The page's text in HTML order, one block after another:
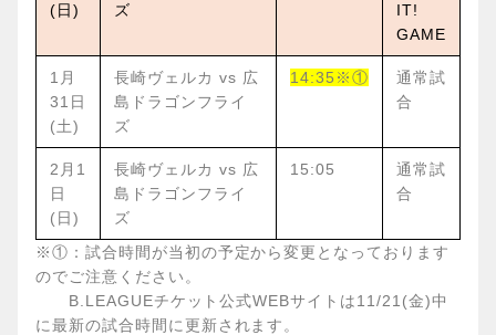
(日)
ズ
IT!
GAME
1 月
31日
(土)
長崎ヴェルカ vs 広
島ドラゴンフライ
ズ
14:35 ※①
通常試
合
2 月1
日
(日)
長崎ヴェルカ vs 広
島ドラゴンフライ
ズ
15:05
通常試
合
※①：試合時間が当初の予定から変更となっております
のでご注意ください。
B.LEAGUEチケット公式WEBサイトは11/21(金)中
に最新の試合時間に更新されます。